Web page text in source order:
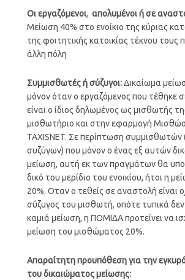
Οι εργαζόμενοι, απολυμένοι ή σε
Μείωση 40% στο ενοίκιο της κύριας
της φοιτητικής κατοικίας τέκνου τους
άλλη πόλη
Συμμισθωτές ή σύζυγοι:Δικαίωμα
μόνον όταν ο εργαζόμενος που τέθηκε
είναι ο ίδιος δηλωμένος ως μισθωτής
μισθωτήριο και στην εφαρμογή
TAXISNET. Σε περίπτωση
συζύγων) που μόνον ο ένας εξ αυτών
μείωση, αυτή εκ των πραγμάτων θα
δικό του μερίδιο του ενοικίου, ήτοι η
20%. Οταν ο τεθείς σε αναστολή είναι
σύζυγος του μισθωτή, οπότε τυπικά δεν
καμιά μείωση, η ΠΟΜΙΔΑ προτείνει να
μείωση του μισθώματος 20%.
Απαραίτητη προυπόθεση για την
του δικαιώματος μείωσης: